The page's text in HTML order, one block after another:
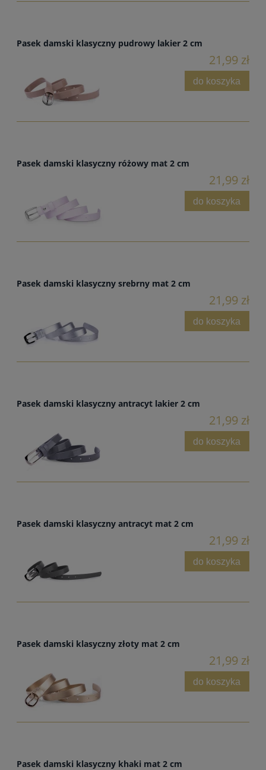
Pasek damski klasyczny pudrowy lakier 2 cm
21,99 zł
do koszyka
Pasek damski klasyczny różowy mat 2 cm
21,99 zł
do koszyka
Pasek damski klasyczny srebrny mat 2 cm
21,99 zł
do koszyka
Pasek damski klasyczny antracyt lakier 2 cm
21,99 zł
do koszyka
Pasek damski klasyczny antracyt mat 2 cm
21,99 zł
do koszyka
Pasek damski klasyczny złoty mat 2 cm
21,99 zł
do koszyka
Pasek damski klasyczny khaki mat 2 cm